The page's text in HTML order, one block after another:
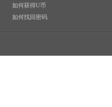
如何获得U币
如何找回密码